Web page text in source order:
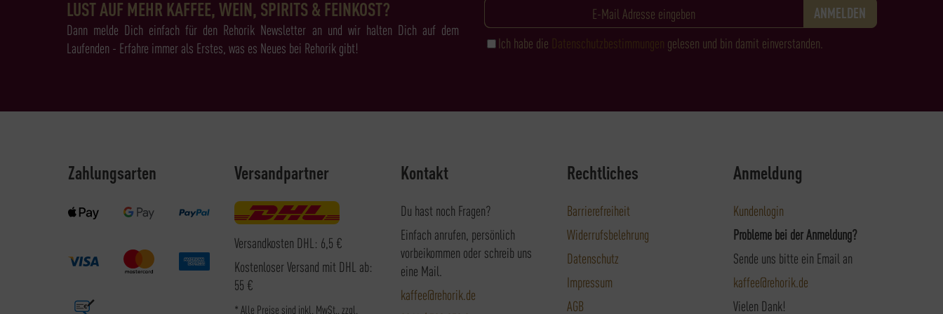
LUST AUF MEHR KAFFEE, WEIN, SPIRITS & FEINKOST?
Dann melde Dich einfach für den Rehorik Newsletter an und wir halten Dich auf dem
Laufenden - Erfahre immer als Erstes, was es Neues bei Rehorik gibt!
Ich habe die Datenschutzbestimmungen gelesen und bin damit einverstanden.
Zahlungsarten Versandpartner
Versandkosten DHL: 6,5 €
Kostenloser Versand mit DHL ab:
55 €
* Alle Preise sind inkl. MwSt., zzgl.
Kontakt
Du hast noch Fragen?
Einfach anrufen, persönlich
vorbeikommen oder schreib uns
eine Mail.
kaffee@rehorik.de
Rechtliches
Barrierefreiheit
Widerrufsbelehrung
Datenschutz
Impressum
AGB
Anmeldung
Kundenlogin
Probleme bei der Anmeldung?
Sende uns bitte ein Email an
kaffee@rehorik.de
Vielen Dank!